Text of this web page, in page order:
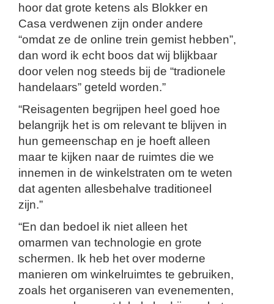
hoor dat grote ketens als Blokker en
Casa verdwenen zijn onder andere
“omdat ze de online trein gemist hebben”,
dan word ik echt boos dat wij blijkbaar
door velen nog steeds bij de “tradionele
handelaars” geteld worden.”
“Reisagenten begrijpen heel goed hoe
belangrijk het is om relevant te blijven in
hun gemeenschap en je hoeft alleen
maar te kijken naar de ruimtes die we
innemen in de winkelstraten om te weten
dat agenten allesbehalve traditioneel
zijn.”
“En dan bedoel ik niet alleen het
omarmen van technologie en grote
schermen. Ik heb het over moderne
manieren om winkelruimtes te gebruiken,
zoals het organiseren van evenementen,